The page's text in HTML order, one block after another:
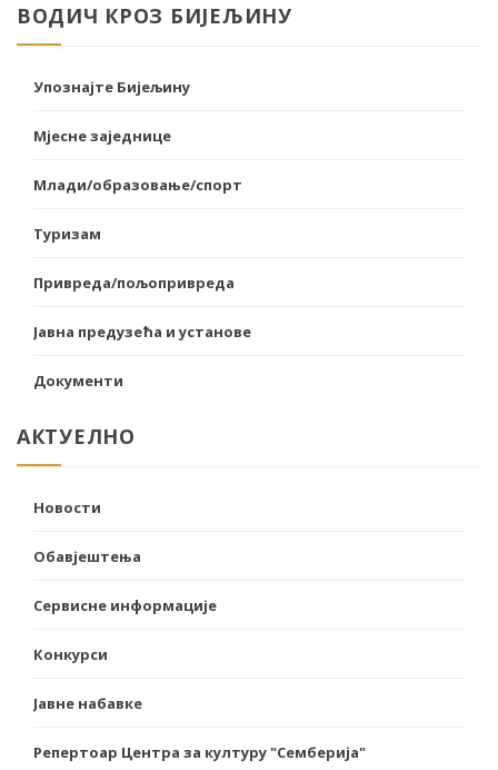
ВОДИЧ КРОЗ БИЈЕЉИНУ
Упознајте Бијељину
Мјесне заједнице
Млади/образовање/спорт
Туризам
Привреда/пољопривреда
Јавна предузећа и установе
Документи
АКТУЕЛНО
Новости
Обавјештења
Сервисне информације
Конкурси
Јавне набавке
Репертоар Центра за културу "Семберија"